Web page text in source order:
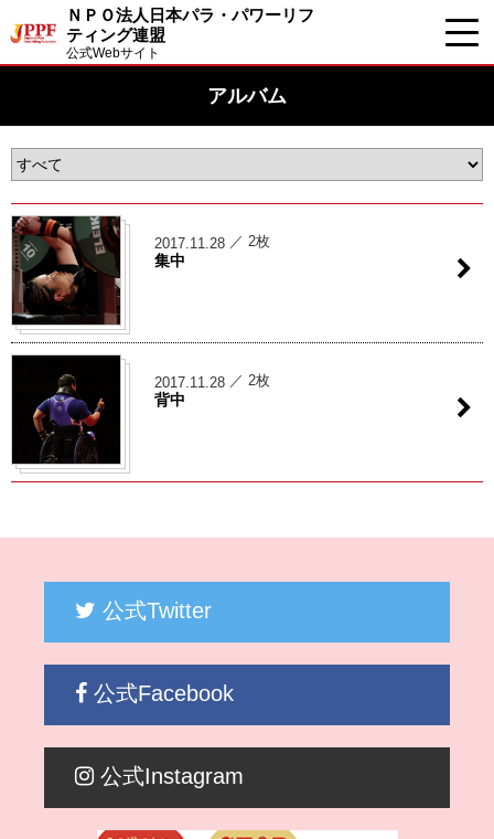
ＮＰＯ法人日本パラ・パワーリフ
ティング連盟
公式Webサイト
アルバム
2017.11.28 ／ 2枚
集中
2017.11.28 ／ 2枚
背中
公式Twitter
公式Facebook
公式Instagram